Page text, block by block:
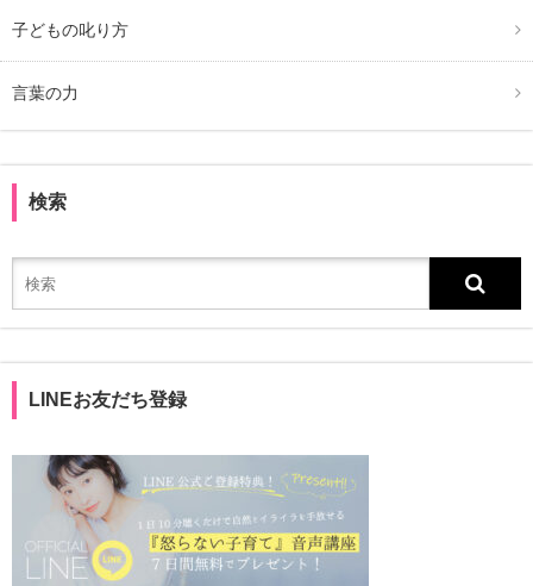
子どもの叱り方
言葉の力
検索
LINEお友だち登録